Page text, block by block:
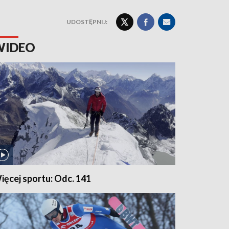
UDOSTĘPNIJ:
sportu: Odc. 141